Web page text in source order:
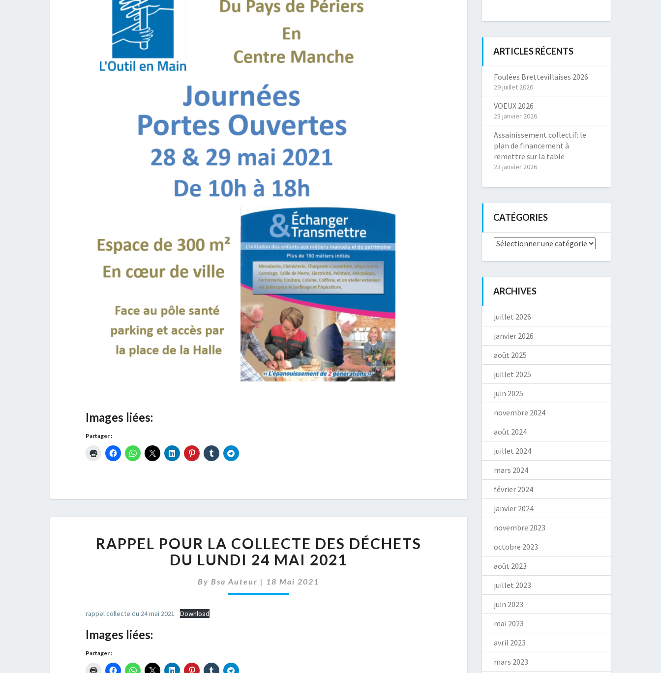
Images liées:
Partager :
POUR
LA
COLLECTE
DES
DÉCHETS
RAPPEL POUR LA COLLECTE DES DÉCHETS
DU LUNDI 24 MAI 2021
ByBsa Auteur | 18 Mai 2021
rappel collecte du 24 mai 2021 Download
Images liées:
Partager :
ARTICLES RÉCENTS
Foulées Brettevillaises 2026
29 juillet 2026
VOEUX 2026
23 janvier 2026
Assainissement collectif: le
plan de financement à
remettre sur la table
23 janvier 2026
CATÉGORIES
Catégories
ARCHIVES
juillet 2026
janvier 2026
août 2025
juillet 2025
juin 2025
novembre 2024
août 2024
juillet 2024
mars 2024
février 2024
janvier 2024
novembre 2023
octobre 2023
août 2023
juillet 2023
juin 2023
mai 2023
avril 2023
mars 2023